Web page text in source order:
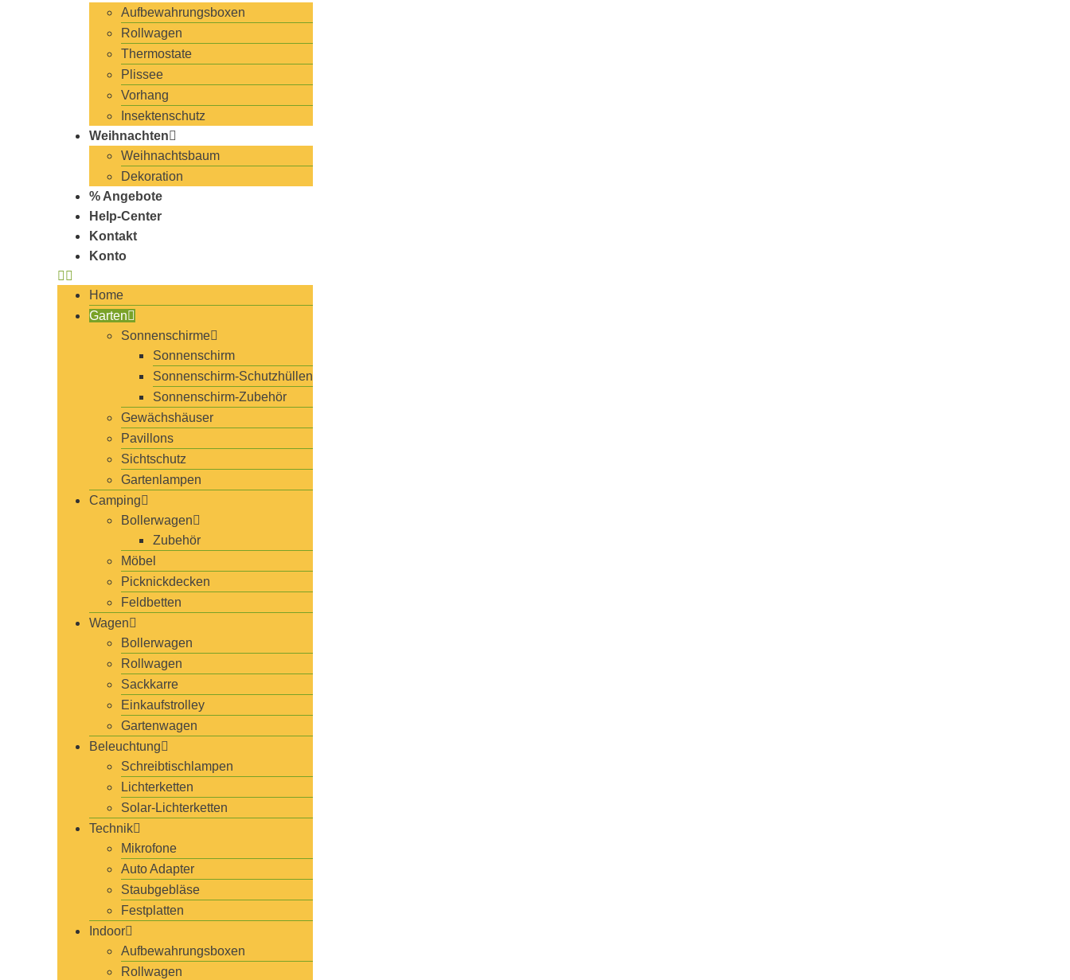
Aufbewahrungsboxen
Rollwagen
Thermostate
Plissee
Vorhang
Insektenschutz
Weihnachten
Weihnachtsbaum
Dekoration
% Angebote
Help-Center
Kontakt
Konto
Home
Garten
Sonnenschirme
Sonnenschirm
Sonnenschirm-Schutzhüllen
Sonnenschirm-Zubehör
Gewächshäuser
Pavillons
Sichtschutz
Gartenlampen
Camping
Bollerwagen
Zubehör
Möbel
Picknickdecken
Feldbetten
Wagen
Bollerwagen
Rollwagen
Sackkarre
Einkaufstrolley
Gartenwagen
Beleuchtung
Schreibtischlampen
Lichterketten
Solar-Lichterketten
Technik
Mikrofone
Auto Adapter
Staubgebläse
Festplatten
Indoor
Aufbewahrungsboxen
Rollwagen